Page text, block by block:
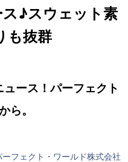
♪スウェット素
も抜群
ュース！パーフェクト
ら。
ーフェクト・ワールド株式会社